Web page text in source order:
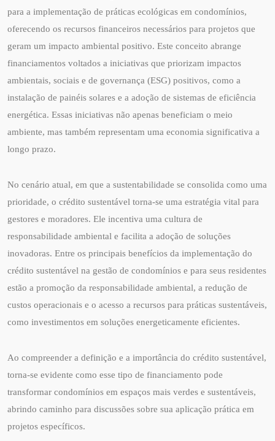
para a implementação de práticas ecológicas em condomínios,
oferecendo os recursos financeiros necessários para projetos que
geram um impacto ambiental positivo. Este conceito abrange
financiamentos voltados a iniciativas que priorizam impactos
ambientais, sociais e de governança (ESG) positivos, como a
instalação de painéis solares e a adoção de sistemas de eficiência
energética. Essas iniciativas não apenas beneficiam o meio
ambiente, mas também representam uma economia significativa a
longo prazo.
No cenário atual, em que a sustentabilidade se consolida como uma
prioridade, o crédito sustentável torna-se uma estratégia vital para
gestores e moradores. Ele incentiva uma cultura de
responsabilidade ambiental e facilita a adoção de soluções
inovadoras. Entre os principais benefícios da implementação do
crédito sustentável na gestão de condomínios e para seus residentes
estão a promoção da responsabilidade ambiental, a redução de
custos operacionais e o acesso a recursos para práticas sustentáveis,
como investimentos em soluções energeticamente eficientes.
Ao compreender a definição e a importância do crédito sustentável,
torna-se evidente como esse tipo de financiamento pode
transformar condomínios em espaços mais verdes e sustentáveis,
abrindo caminho para discussões sobre sua aplicação prática em
projetos específicos.